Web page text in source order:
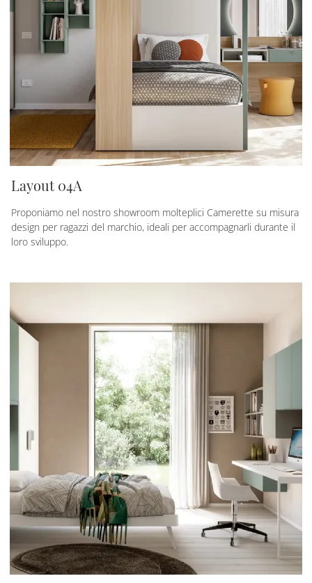
Layout 04A
Proponiamo nel nostro showroom molteplici Camerette su misura
design per ragazzi del marchio, ideali per accompagnarli durante il
loro sviluppo.